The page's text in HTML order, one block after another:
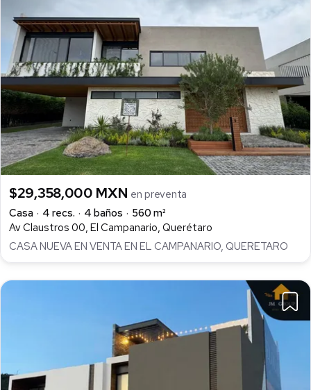
$29,358,000 MXN en preventa
Casa
4 recs. 4 baños
560 m²
Av Claustros 00, El Campanario, Querétaro
CASA NUEVA EN VENTA EN EL CAMPANARIO, QUERETARO